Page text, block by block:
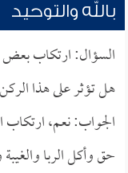
بالله والتوحيد
السؤال: ارتكاب بعض
هل تؤثر على هذا
الجواب: نعم، ارتكاب
حق وأكل الربا